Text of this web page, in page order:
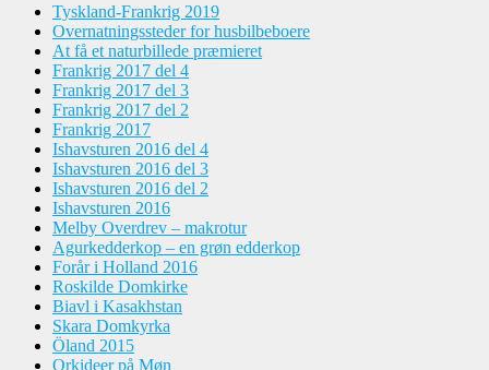
Tyskland-Frankrig 2019
Overnatningssteder for husbilbeboere
At få et naturbillede præmieret
Frankrig 2017 del 4
Frankrig 2017 del 3
Frankrig 2017 del 2
Frankrig 2017
Ishavsturen 2016 del 4
Ishavsturen 2016 del 3
Ishavsturen 2016 del 2
Ishavsturen 2016
Melby Overdrev – makrotur
Agurkedderkop – en grøn edderkop
Forår i Holland 2016
Roskilde Domkirke
Biavl i Kasakhstan
Skara Domkyrka
Öland 2015
Orkideer på Møn